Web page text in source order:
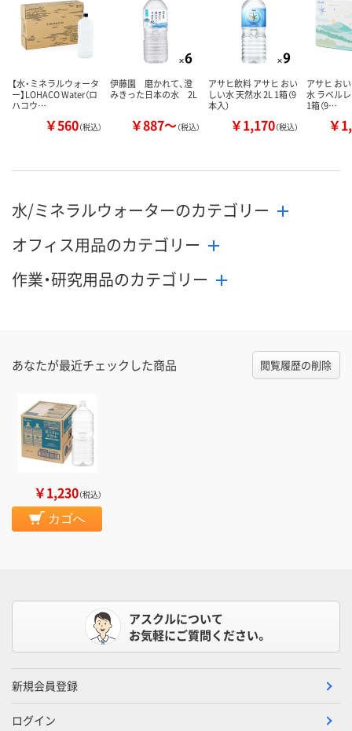
【水・ミネラルウォータ
ー】LOHACO Water（ロ
ハコウ…
￥560（税込）
伊藤園 磨かれて、澄
みきった日本の水 2L
￥887～（税込）
アサヒ飲料 アサヒ おい
しい水 天然水 2L 1箱（9
本入）
￥1,170（税込）
アサヒ お
水 ラベル
1箱（9…
￥
水/ミネラルウォーターのカテゴリー
オフィス用品のカテゴリー
作業・研究用品のカテゴリー
あなたが最近チェックした商品 閲覧履歴の削除
￥1,230（税込）
カゴへ
アスクルについて
お気軽にご質問ください。
新規会員登録
ログイン